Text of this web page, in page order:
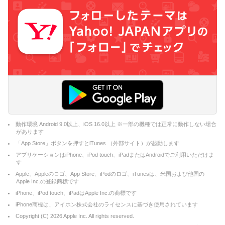
動作環境 Android 9.0以上、iOS 16.0以上 ※一部の機種では正常に動作しない場合
があります
「App Store」ボタンを押すとiTunes （外部サイト）が起動します
アプリケーションはiPhone、iPod touch、iPadまたはAndroidでご利用いただけま
す
Apple、Appleのロゴ、App Store、iPodのロゴ、iTunesは、米国および他国の
Apple Inc.の登録商標です
iPhone、iPod touch、iPadはApple Inc.の商標です
iPhone商標は、アイホン株式会社のライセンスに基づき使用されています
Copyright (C) 2026Apple Inc. All rights reserved.